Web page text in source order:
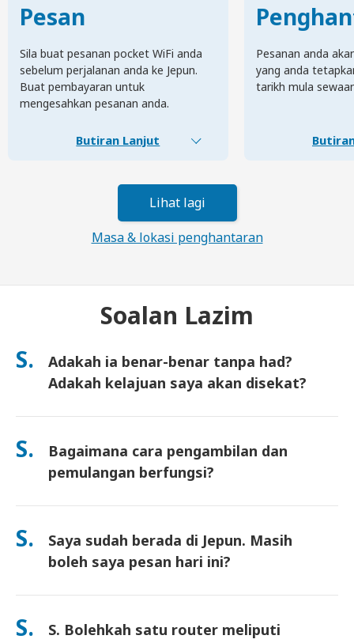
Pesan
Sila buat pesanan pocket WiFi anda
sebelum perjalanan anda ke Jepun.
Buat pembayaran untuk
mengesahkan pesanan anda.
Butiran Lanjut
Pesanan anda
yang anda
tarikh mula
Lihat lagi
Masa & lokasi penghantaran
Soalan Lazim
S.
Adakah ia benar-benar tanpa had?
Adakah kelajuan saya akan disekat?
Ya. Ia benar-benar tanpa had dan kami tidak mengenakan had
buatan. Anda boleh guna seberapa banyak data yang anda
mahu, sepanjang hari. (Seperti mana-mana rangkaian mudah
alih, kesesakan pembawa sementara boleh menjejaskan
S.
Bagaimana cara pengambilan dan
pemulangan berfungsi?
Ambil di lapangan terbang utama, atau pilih penghantaran ke
surat pemulangan prabayar disertakan—hanya masukkan ke
dalam mana-mana peti pos di Jepun. Tiada kertas kerja, tiada
barisan di kaunter.
S.
Saya sudah berada di Jepun. Masih
boleh saya pesan hari ini?
Ya. Pengambilan di lapangan terbang pada hari yang sama
pada hari berikutnya. Jika anda tidak pasti, hubungi kami dan
S.
S. Bolehkah satu router meliputi